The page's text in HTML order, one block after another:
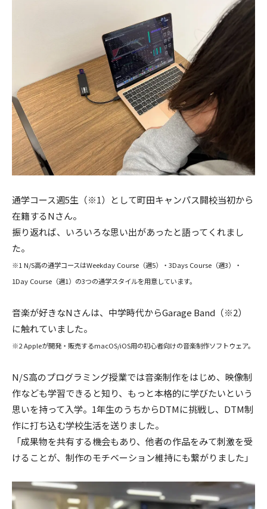
通学コース週5生（※1）として町田キャンパス開校当初から
在籍するNさん。
振り返れば、いろいろな思い出があったと語ってくれまし
た。
※1 N/S高の通学コースはWeekday Course（週5）・3Days Course（週3）・
1Day Course（週1）の3つの通学スタイルを用意しています。
音楽が好きなNさんは、中学時代からGarage Band（※2）
に触れていました。
※2 Appleが開発・販売するmacOS/iOS用の初心者向けの音楽制作ソフトウェア。
N/S高のプログラミング授業では音楽制作をはじめ、映像制
作なども学習できると知り、もっと本格的に学びたいという
思いを持って入学。1年生のうちからDTMに挑戦し、DTM制
作に打ち込む学校生活を送りました。
「成果物を共有する機会もあり、他者の作品をみて刺激を受
けることが、制作のモチベーション維持にも繋がりました」